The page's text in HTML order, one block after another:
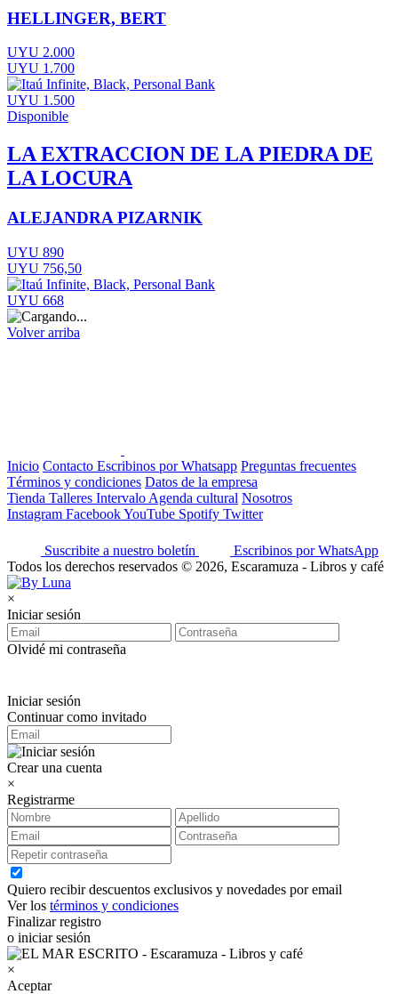
HELLINGER, BERT
UYU 2.000
UYU 1.700
UYU 1.500
Disponible
LA EXTRACCION DE LA PIEDRA DE
LA LOCURA
ALEJANDRA PIZARNIK
UYU 890
UYU 756,50
UYU 668
Volver arriba
Inicio Contacto Escribinos por Whatsapp Preguntas frecuentes
Términos y condiciones Datos de la empresa
Tienda Talleres Intervalo Agenda cultural Nosotros
Instagram FacebookYouTube Spotify Twitter
Suscribite a nuestro boletín
Escribinos por WhatsApp
Todos los derechos reservados © 2026, Escaramuza - Libros y café
×
Iniciar sesión
Olvidé mi contraseña
Iniciar sesión
Continuar como invitado
Crear una cuenta
×
Registrarme
Quiero recibir descuentos exclusivos y novedades por email
Ver los términos y condiciones
Finalizar registro
o iniciar sesión
×
Aceptar